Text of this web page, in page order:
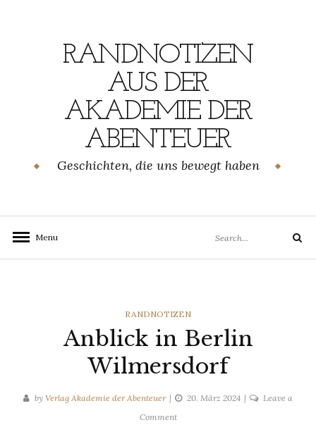
RANDNOTIZEN
AUS DER
AKADEMIE DER
ABENTEUER
Geschichten, die uns bewegt haben
Menu
for:
Search
CATEGORIES
RANDNOTIZEN
Anblick in Berlin
Wilmersdorf
by Verlag Akademie der Abenteuer 20. März 2024
Leave a
Commenton